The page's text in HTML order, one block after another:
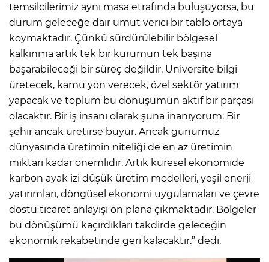
temsilcilerimiz aynı masa etrafında buluşuyorsa, bu
durum geleceğe dair umut verici bir tablo ortaya
koymaktadır. Çünkü sürdürülebilir bölgesel
kalkınma artık tek bir kurumun tek başına
başarabileceği bir süreç değildir. Üniversite bilgi
üretecek, kamu yön verecek, özel sektör yatırım
yapacak ve toplum bu dönüşümün aktif bir parçası
olacaktır. Bir iş insanı olarak şuna inanıyorum: Bir
şehir ancak üretirse büyür. Ancak günümüz
dünyasında üretimin niteliği de en az üretimin
miktarı kadar önemlidir. Artık küresel ekonomide
karbon ayak izi düşük üretim modelleri, yeşil enerji
yatırımları, döngüsel ekonomi uygulamaları ve çevre
dostu ticaret anlayışı ön plana çıkmaktadır. Bölgeler
bu dönüşümü kaçırdıkları takdirde geleceğin
ekonomik rekabetinde geri kalacaktır.” dedi.